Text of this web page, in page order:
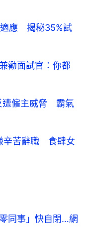
適應 揭秘35%試
勸面試官：你都
遭僱主威脅 霸氣
辛苦辭職 食肆女
同事」快自閉…網